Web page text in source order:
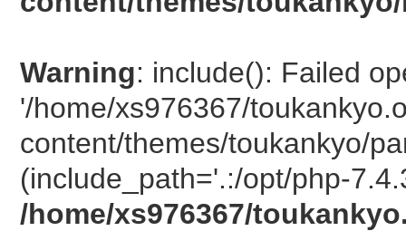
Warning: include(): Failed
'/home/xs976367/
content/themes/toukankyo/
(include_path='.:/opt/php-
/home/xs976367/